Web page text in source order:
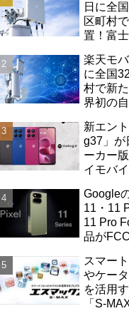
日に全
区町村
置！富
エリア
楽天モ
に全国
村で新
界初の
通信品
新エン
g37」が
ーカー
イモバ
Google
11・11
11 Pro
品が
スマー
やケー
を活用
「S-